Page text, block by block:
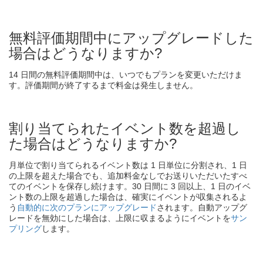
無料評価期間中にアップグレードした
場合はどうなりますか?
14 日間の無料評価期間中は、いつでもプランを変更いただけま
す。評価期間が終了するまで料金は発生しません。
割り当てられたイベント数を超過し
た場合はどうなりますか?
月単位で割り当てられるイベント数は 1 日単位に分割され、1 日
の上限を超えた場合でも、追加料金なしでお送りいただいたすべ
てのイベントを保存し続けます。30 日間に 3 回以上、1 日のイベ
ント数の上限を超過した場合は、確実にイベントが収集されるよ
う 自動的に次のプランにアップグレードされます。自動アップグ
レードを無効にした場合は、上限に収まるようにイベントをサン
プリングします。